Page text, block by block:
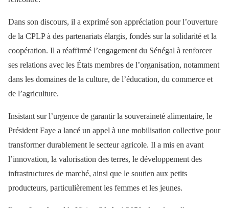
Dans son discours, il a exprimé son appréciation pour l’ouverture
de la CPLP à des partenariats élargis, fondés sur la solidarité et la
coopération. Il a réaffirmé l’engagement du Sénégal à renforcer
ses relations avec les États membres de l’organisation, notamment
dans les domaines de la culture, de l’éducation, du commerce et
de l’agriculture.
Insistant sur l’urgence de garantir la souveraineté alimentaire, le
Président Faye a lancé un appel à une mobilisation collective pour
transformer durablement le secteur agricole. Il a mis en avant
l’innovation, la valorisation des terres, le développement des
infrastructures de marché, ainsi que le soutien aux petits
producteurs, particulièrement les femmes et les jeunes.